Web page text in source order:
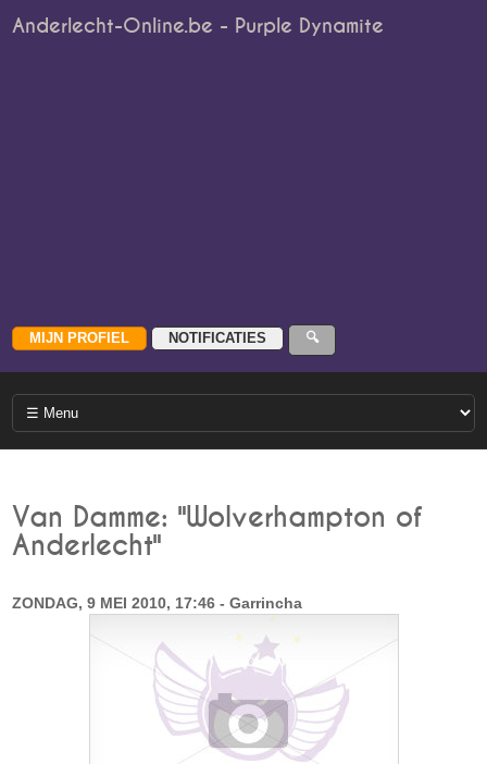
Anderlecht-Online.be - Purple Dynamite
Van Damme: "Wolverhampton of
Anderlecht"
ZONDAG, 9 MEI 2010, 17:46 - Garrincha